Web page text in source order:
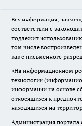
Вся информация,
соответствии с
подлежит
том числе
как с письменного
«На информационном
технологии
информации на основе
относящихся к
находящихся на
Администрация портала